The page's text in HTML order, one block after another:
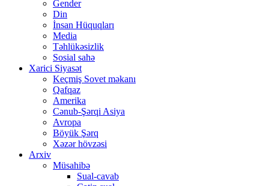
Gender
Din
İnsan Hüquqları
Media
Təhlükəsizlik
Sosial sahə
Xarici Siyasət
Keçmiş Sovet məkanı
Qafqaz
Amerika
Cənub-Şərqi Asiya
Avropa
Böyük Şərq
Xəzər hövzəsi
Arxiv
Müsahibə
Sual-cavab